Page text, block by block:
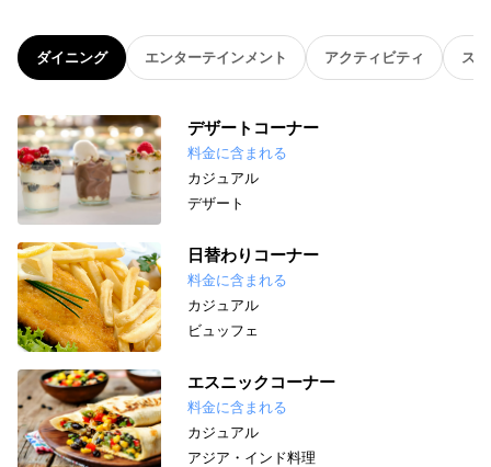
ダイニング エンターテインメント アクティビティ ス
デザートコーナー
料金に含まれる
カジュアル
デザート
日替わりコーナー
料金に含まれる
カジュアル
ビュッフェ
エスニックコーナー
料金に含まれる
カジュアル
アジア・インド料理